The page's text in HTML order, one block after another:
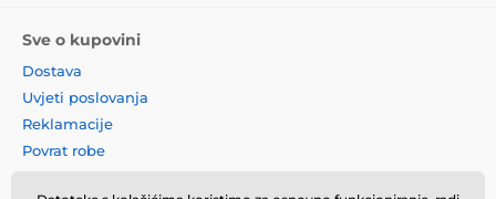
Sve o kupovini
Dostava
Uvjeti poslovanja
Reklamacije
Povrat robe